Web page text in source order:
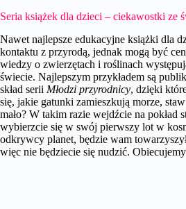
Seria książek dla dzieci – ciekawostki ze
Nawet najlepsze edukacyjne książki dla
kontaktu z przyrodą, jednak mogą być
wiedzy o zwierzętach i roślinach
świecie. Najlepszym przykładem są
skład serii Młodzi przyrodnicy, dzięki
się, jakie gatunki zamieszkują morze,
mało? W takim razie wejdźcie na pokład
wybierzcie się w swój pierwszy lot w
odkrywcy planet, będzie wam
więc nie będziecie się nudzić.